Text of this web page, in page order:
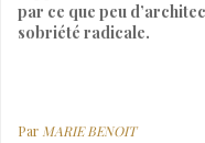
par ce que peu
sobriété radicale.
Par MARIE BENOIT